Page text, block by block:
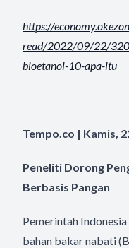
https://
read/2022/09/22/
bioetanol-10-apa-itu
Tempo.co | Kamis,
Peneliti Dorong
Berbasis Pangan
Pemerintah
bahan bakar nabati